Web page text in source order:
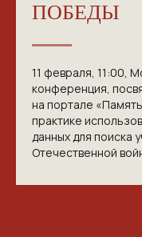
ПОБЕДЫ
11 февраля, 11:00,
конференция,
на портале
практике
данных для поиска
Отечественной